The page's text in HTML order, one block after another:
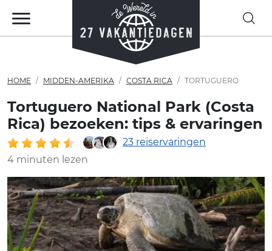
HOME MIDDEN-AMERIKA COSTA RICA TORTUGUERO
Tortuguero National Park (Costa
Rica) bezoeken: tips & ervaringen
23 reiservaringen
4 minuten lezen